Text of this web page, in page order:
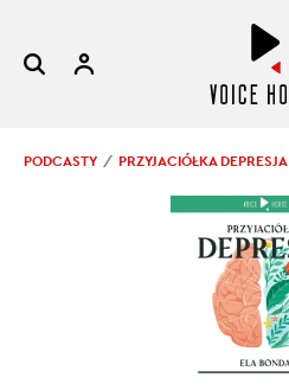
PODCASTY PRZYJACIÓŁKA DEPRESJA